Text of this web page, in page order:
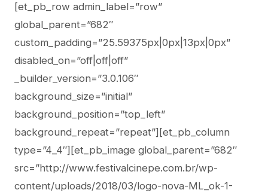
[et_pb_row admin_label=”row”
global_parent=”682″
custom_padding=”25.59375px|0px|13px|0px”
disabled_on=”off|off|off”
_builder_version=”3.0.106″
background_size=”initial”
background_position=”top_left”
background_repeat=”repeat”][et_pb_column
type=”4_4″][et_pb_image global_parent=”682″
src=”http://www.festivalcinepe.com.br/wp-
content/uploads/2018/03/logo-nova-ML_ok-1-